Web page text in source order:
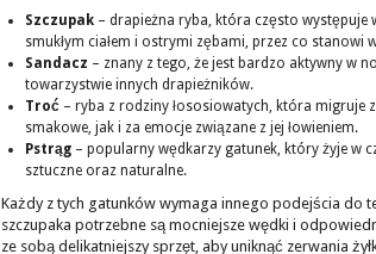
Szczupak – drapieżna ryba, która często występuje
smukłym ciałem i ostrymi zębami, przez co stanowi
Sandacz – znany z tego, że jest bardzo aktywny w
towarzystwie innych drapieżników.
Troć – ryba z rodziny łososiowatych, która migruje
smakowe, jak i za emocje związane z jej łowieniem.
Pstrąg – popularny wędkarzy gatunek, który żyje w
sztuczne oraz naturalne.
Każdy z tych gatunków wymaga innego podejścia do
szczupaka potrzebne są mocniejsze wędki i
ze sobą delikatniejszy sprzęt, aby uniknąć zerwania